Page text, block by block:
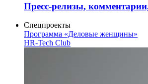
Пресс-релизы,
Спецпроекты
Программа «Деловые женщины»
HR-Tech Club